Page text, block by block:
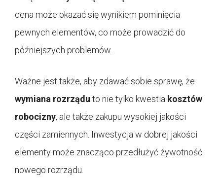
cena może okazać się wynikiem pominięcia
pewnych elementów, co może prowadzić do
późniejszych problemów.
Ważne jest także, aby zdawać sobie sprawę, że
wymiana rozrządu to nie tylko kwestia kosztów
robocizny, ale także zakupu wysokiej jakości
części zamiennych. Inwestycja w dobrej jakości
elementy może znacząco przedłużyć żywotność
nowego rozrządu.